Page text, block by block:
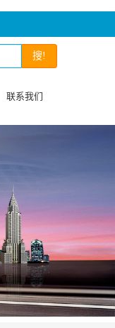
搜!
联系我们